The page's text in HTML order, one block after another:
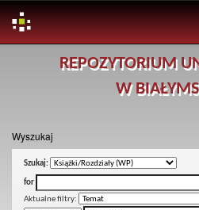
REPOZYTORIUM
W
Wyszukaj
Szukaj:
for
Aktualne filtry: